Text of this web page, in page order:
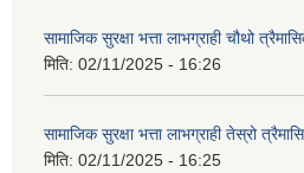
सामाजिक सुरक्षा भत्ता लाभग्राही चौथो
मिति: 02/11/2025 - 16:26
सामाजिक सुरक्षा भत्ता लाभग्राही तेस्रो
मिति: 02/11/2025 - 16:25